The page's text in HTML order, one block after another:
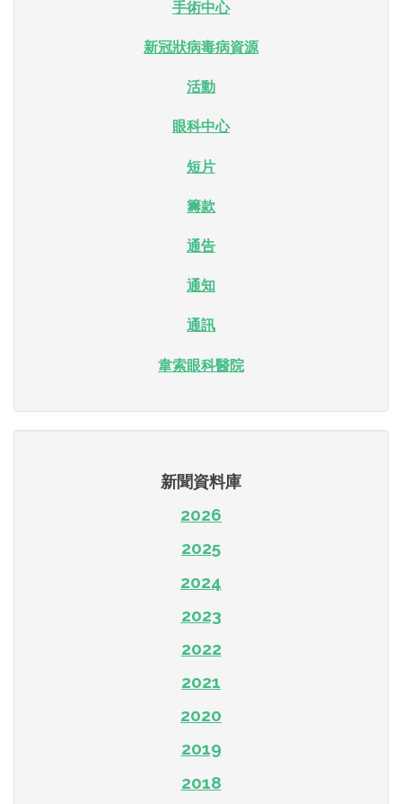
手術中心
新冠狀病毒病資源
活動
眼科中心
短片
籌款
通告
通知
通訊
韋索眼科醫院
新聞資料庫
2026
2025
2024
2023
2022
2021
2020
2019
2018